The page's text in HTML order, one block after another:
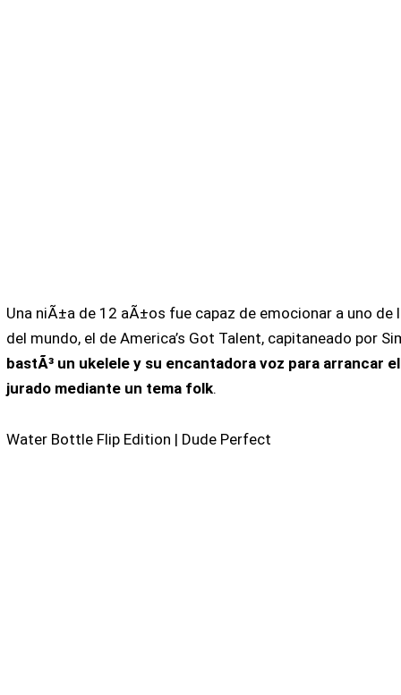
Una niÃ±a de 12 aÃ±os fue capaz de emocionar a uno de
del mundo, el de America’s Got Talent, capitaneado por
bastÃ³ un ukelele y su encantadora voz para arrancar
jurado mediante un tema folk.
Water Bottle Flip Edition | Dude Perfect